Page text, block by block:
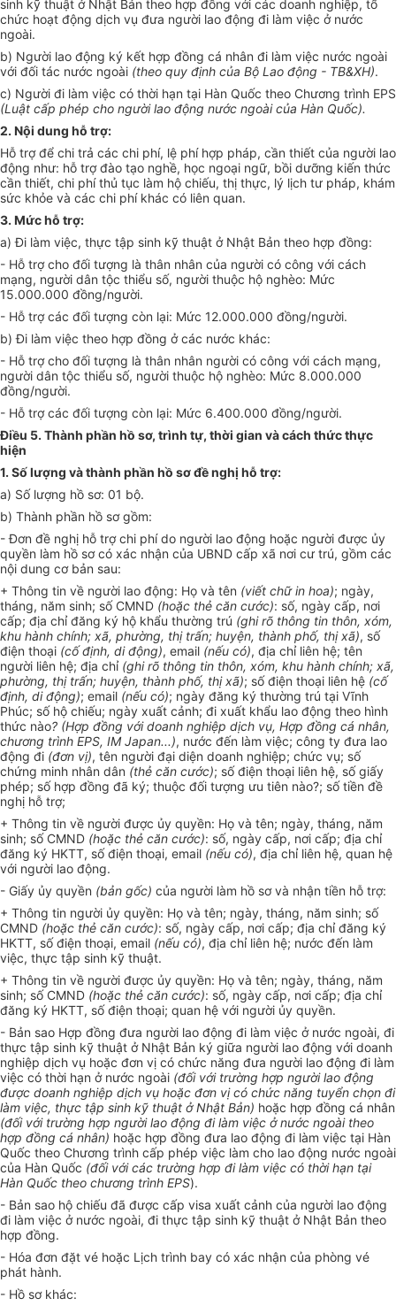
sinh kỹ thuật ở Nhật Bản theo hợp đồng với các doanh nghiệp, tổ
chức hoạt động dịch vụ đưa người lao động đi làm việc ở nước
ngoài.
b) Người lao động ký kết hợp đồng cá nhân đi làm việc nước ngoài
với đối tác nước ngoài (theo quy định của Bộ Lao động - TB&XH).
c) Người đi làm việc có thời hạn tại Hàn Quốc theo Chương trình EPS
(Luật cấp phép cho người lao động nước ngoài của Hàn Quốc).
2. Nội dung hỗ trợ:
Hỗ trợ để chi trả các chi phí, lệ phí hợp pháp, cần thiết của người lao
động như: hỗ trợ đào tạo nghề, học ngoại ngữ, bồi dưỡng kiến thức
cần thiết, chi phí thủ tục làm hộ chiếu, thị thực, lý lịch tư pháp, khám
sức khỏe và các chi phí khác có liên quan.
3. Mức hỗ trợ:
a) Đi làm việc, thực tập sinh kỹ thuật ở Nhật Bản theo hợp đồng:
- Hỗ trợ cho đối tượng là thân nhân của người có công với cách
mạng, người dân tộc thiểu số, người thuộc hộ nghèo: Mức
15.000.000 đồng/người.
- Hỗ trợ các đối tượng còn lại: Mức 12.000.000 đồng/người.
b) Đi làm việc theo hợp đồng ở các nước khác:
- Hỗ trợ cho đối tượng là thân nhân người có công với cách mạng,
người dân tộc thiểu số, người thuộc hộ nghèo: Mức 8.000.000
đồng/người.
- Hỗ trợ các đối tượng còn lại: Mức 6.400.000 đồng/người.
Điều 5. Thành phần hồ sơ, trình tự, thời gian và cách thức thực
hiện
1. Số lượng và thành phần hồ sơ đề nghị hỗ trợ:
a) Số lượng hồ sơ: 01 bộ.
b) Thành phần hồ sơ gồm:
- Đơn đề nghị hỗ trợ chi phí do người lao động hoặc người được ủy
quyền làm hồ sơ có xác nhận của UBND cấp xã nơi cư trú, gồm các
nội dung cơ bản sau:
+ Thông tin về người lao động: Họ và tên (viết chữ in hoa); ngày,
tháng, năm sinh; số CMND (hoặc thẻ căn cước): số, ngày cấp, nơi
cấp; địa chỉ đăng ký hộ khẩu thường trú (ghi rõ thông tin thôn, xóm,
khu hành chính; xã, phường, thị trấn; huyện, thành phố, thị xã), số
điện thoại (cố định, di động), email (nếu có), địa chỉ liên hệ; tên
người liên hệ; địa chỉ (ghi rõ thông tin thôn, xóm, khu hành chính; xã,
phường, thị trấn; huyện, thành phố, thị xã); số điện thoại liên hệ (cố
định, di động); email (nếu có); ngày đăng ký thường trú tại Vĩnh
Phúc; số hộ chiếu; ngày xuất cảnh; đi xuất khẩu lao động theo hình
thức nào? (Hợp đồng với doanh nghiệp dịch vụ, Hợp đồng cá nhân,
chương trình EPS, IM Japan...), nước đến làm việc; công ty đưa lao
động đi (đơn vị), tên người đại diện doanh nghiệp; chức vụ; số
chứng minh nhân dân (thẻ căn cước); số điện thoại liên hệ, số giấy
phép; số hợp đồng đã ký; thuộc đối tượng ưu tiên nào?; số tiền đề
nghị hỗ trợ;
+ Thông tin về người được ủy quyền: Họ và tên; ngày, tháng, năm
sinh; số CMND (hoặc thẻ căn cước): số, ngày cấp, nơi cấp; địa chỉ
đăng ký HKTT, số điện thoại, email (nếu có), địa chỉ liên hệ, quan hệ
với người lao động.
- Giấy ủy quyền (bản gốc) của người làm hồ sơvà nhận tiền hỗ trợ:
+ Thông tin người ủy quyền: Họ và tên; ngày, tháng, năm sinh; số
CMND (hoặc thẻ căn cước): số, ngày cấp, nơi cấp; địa chỉ đăng ký
HKTT, số điện thoại, email (nếu có), địa chỉ liên hệ; nước đến làm
việc, thực tập sinh kỹ thuật.
+ Thông tin về người được ủy quyền: Họ và tên; ngày, tháng, năm
sinh; số CMND (hoặc thẻ căn cước): số, ngày cấp, nơi cấp; địa chỉ
đăng ký HKTT, số điện thoại; quan hệ với người ủy quyền.
- Bản sao Hợp đồng đưa người lao động đi làm việc ở nước ngoài, đi
thực tập sinh kỹ thuật ở Nhật Bản ký giữa người lao động với doanh
nghiệp dịch vụ hoặc đơn vị có chức năng đưa người lao động đi làm
việc có thời hạn ở nước ngoài (đối với trường hợp người lao động
được doanh nghiệp dịch vụ hoặc đơn vị có chức năng tuyển chọn đi
làm việc, thực tập sinh kỹ thuật ở Nhật Bản) hoặc hợp đồng cá nhân
(đối với trường hợp người lao động đi làm việc ở nước ngoài theo
hợp đồng cá nhân) hoặc hợp đồng đưa lao động đi làm việc tại Hàn
Quốc theo Chương trình cấp phép việc làm cho lao động nước ngoài
của Hàn Quốc (đối với các trường hợp đi làm việc có thời hạn tại
Hàn Quốc theo chương trình EPS).
- Bản sao hộ chiếu đã được cấp visa xuất cảnh của người lao động
đi làm việc ở nước ngoài, đi thực tập sinh kỹ thuật ở Nhật Bản theo
hợp đồng.
- Hóa đơn đặt vé hoặc Lịch trình bay có xác nhận của phòng vé
phát hành.
- Hồ sơ khác: